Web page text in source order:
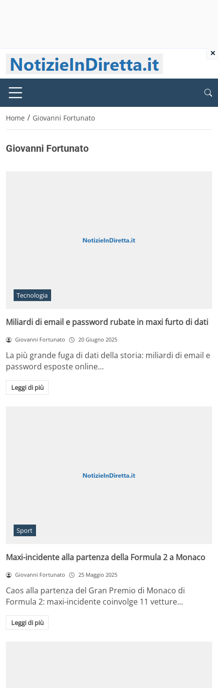
Home / Giovanni Fortunato
Giovanni Fortunato
Tecnologia
Miliardi di email e password rubate in maxi furto di dati
Giovanni Fortunato 20 Giugno 2025
La più grande fuga di dati della storia: miliardi di email e
password esposte online…
Leggi di più
Sport
Maxi-incidente alla partenza della Formula 2 a Monaco
Giovanni Fortunato 25 Maggio 2025
Caos alla partenza del Gran Premio di Monaco di
Formula 2: maxi-incidente coinvolge 11 vetture…
Leggi di più
×